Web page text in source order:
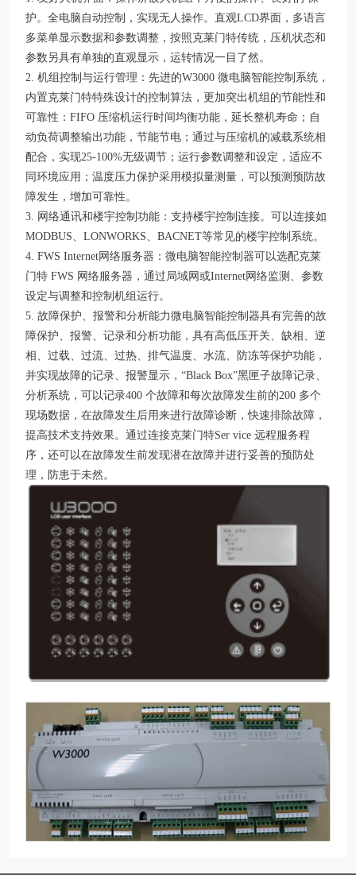
护。全电脑自动控制，实现无人操作。直观LCD界面，多语言
多菜单显示数据和参数调整，按照克莱门特传统，压机状态和
参数另具有单独的直观显示，运转情况一目了然。
2. 机组控制与运行管理：先进的W3000 微电脑智能控制系统，
内置克莱门特特殊设计的控制算法，更加突出机组的节能性和
可靠性：FIFO 压缩机运行时间均衡功能，延长整机寿命；自
动负荷调整输出功能，节能节电；通过与压缩机的减载系统相
配合，实现25-100%无级调节；运行参数调整和设定，适应不
同环境应用；温度压力保护采用模拟量测量，可以预测预防故
障发生，增加可靠性。
3. 网络通讯和楼宇控制功能：支持楼宇控制连接。可以连接如
MODBUS、LONWORKS、BACNET等常见的楼宇控制系统。
4. FWS Internet网络服务器：微电脑智能控制器可以选配克莱
门特 FWS 网络服务器，通过局域网或Internet网络监测、参数
设定与调整和控制机组运行。
5. 故障保护、报警和分析能力微电脑智能控制器具有完善的故
障保护、报警、记录和分析功能，具有高低压开关、缺相、逆
相、过载、过流、过热、排气温度、水流、防冻等保护功能，
并实现故障的记录、报警显示，“Black Box”黑匣子故障记录、
分析系统，可以记录400 个故障和每次故障发生前的200 多个
现场数据，在故障发生后用来进行故障诊断，快速排除故障，
提高技术支持效果。通过连接克莱门特Ser vice 远程服务程
序，还可以在故障发生前发现潜在故障并进行妥善的预防处
理，防患于未然。